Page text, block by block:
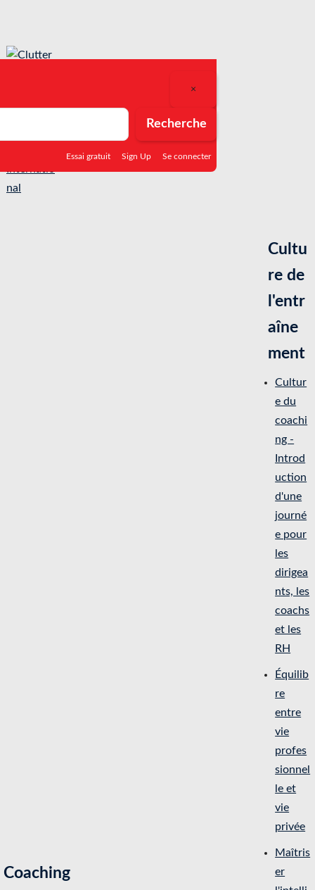
o
×
Recherche
Essai gratuit Sign Up Se connecter
Coaching
Cultu
re de
l'entr
aîne
ment
Cultur
e du
coachi
ng -
Introd
uction
d'une
journé
e pour
les
dirigea
nts, les
coachs
et les
RH
Équilib
re
entre
vie
profes
sionnel
le et
vie
privée
Maîtris
er